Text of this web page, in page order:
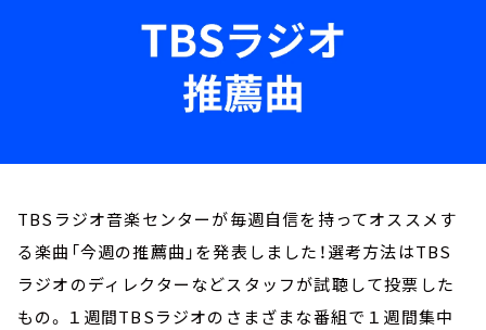
TBSラジオ音楽センターが毎週自信を持ってオススメす
る楽曲「今週の推薦曲」を発表しました！選考方法はTBS
ラジオのディレクターなどスタッフが試聴して投票した
もの。１週間TBSラジオのさまざまな番組で１週間集中